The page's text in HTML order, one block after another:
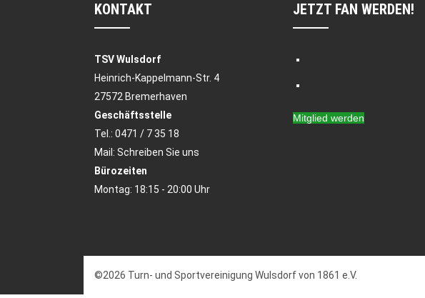
KONTAKT
TSV Wulsdorf
Heinrich-Kappelmann-Str. 4
27572 Bremerhaven
Geschäftsstelle
Tel.: 0471 / 7 35 18
Mail: Schreiben Sie uns
Bürozeiten
Montag: 18:15 - 20:00 Uhr
JETZT FAN WERDEN!
Mitglied werden
©2026 Turn- und Sportvereinigung Wulsdorf von 1861 e.V.